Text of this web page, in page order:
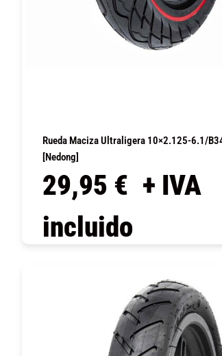
Rueda Maciza Ultraligera 10×2.125-6.1/
[Nedong]
29,95 € + IVA
incluido